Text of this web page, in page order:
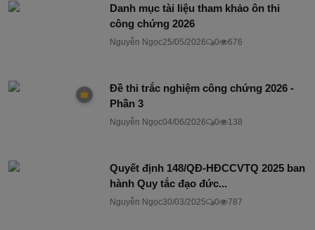
Danh mục tài liệu tham khảo ôn thi
công chứng 2026
Nguyễn Ngọc25/05/2026 0 676
Đề thi trắc nghiệm công chứng 2026 -
Phần 3
Nguyễn Ngọc04/06/2026 0 138
Quyết định 148/QĐ-HĐCCVTQ 2025 ban
hành Quy tắc đạo đức...
Nguyễn Ngọc30/03/2025 0 787